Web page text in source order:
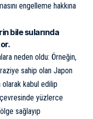
engelleme hakkına
bile sularında
neden oldu: Örneğin,
sahip olan Japon
olarak kabul edilip
yüzlerce
sağlayıp